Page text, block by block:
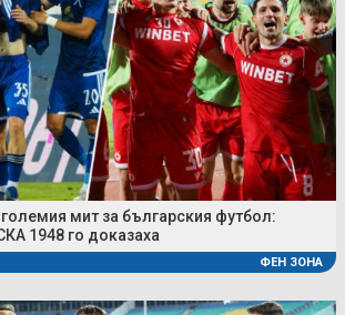
мит за българския футбол:
1948 го доказаха
ФЕН ЗОНА